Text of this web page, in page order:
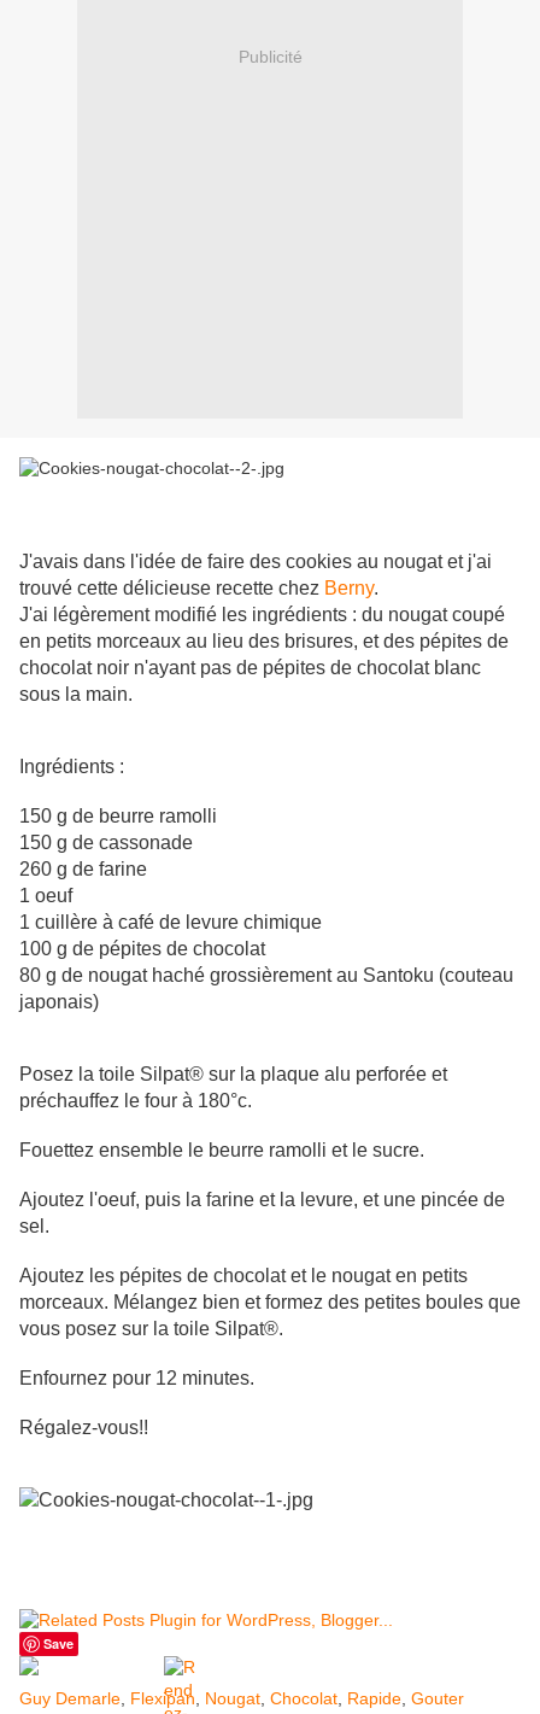
Publicité
J'avais dans l'idée de faire des cookies au nougat et j'ai
trouvé cette délicieuse recette chez Berny.
J'ai légèrement modifié les ingrédients : du nougat coupé
en petits morceaux au lieu des brisures, et des pépites de
chocolat noir n'ayant pas de pépites de chocolat blanc
sous la main.
Ingrédients :
150 g de beurre ramolli
150 g de cassonade
260 g de farine
1 oeuf
1 cuillère à café de levure chimique
100 g de pépites de chocolat
80 g de nougat haché grossièrement au Santoku (couteau
japonais)
Posez la toile Silpat® sur la plaque alu perforée et
préchauffez le four à 180°c.
Fouettez ensemble le beurre ramolli et le sucre.
Ajoutez l'oeuf, puis la farine et la levure, et une pincée de
sel.
Ajoutez les pépites de chocolat et le nougat en petits
morceaux. Mélangez bien et formez des petites boules que
vous posez sur la toile Silpat®.
Enfournez pour 12 minutes.
Régalez-vous!!
Save
Guy Demarle Flexipan Nougat Chocolat Rapide Gouter